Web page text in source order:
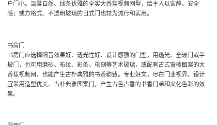
户门小。温馨自然、线条优雅的全实大香蕉视频网型，给主人以安静、安全
感；或方格式、不透明玻璃的日式门也较为流行和实用。
书房门
书房门应选择隔音效果好、透光性好、设计感强的门型，用透光、全玻门或半
玻门，也可用磨砂、布纹、彩条、电刻等艺术玻璃，或配有古式窗棱图案的大
香蕉视频网，也能产生古朴典雅的书香韵致。专业好文，尽在门业视界。设计
宜采用造型优美、古朴典雅图案门，产生古色古香的书香门弟和文化色彩的效
果。